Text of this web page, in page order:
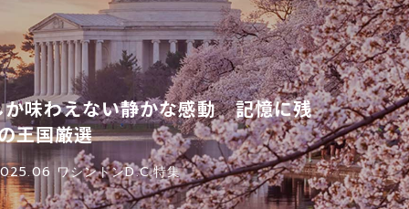
か味わえない静かな感動 記憶に残
王国厳選
ワシントンD.C.特集